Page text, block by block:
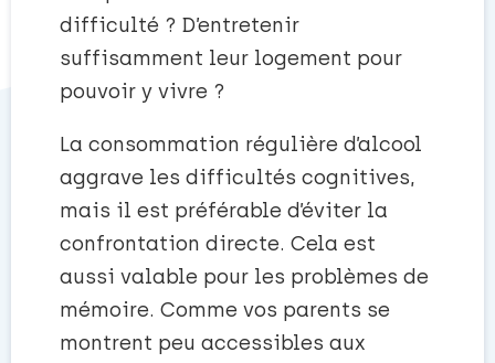
difficulté ? D’entretenir
suffisamment leur logement pour
pouvoir y vivre ?
La consommation régulière d’alcool
aggrave les difficultés cognitives,
mais il est préférable d’éviter la
confrontation directe. Cela est
aussi valable pour les problèmes de
mémoire. Comme vos parents se
montrent peu accessibles aux